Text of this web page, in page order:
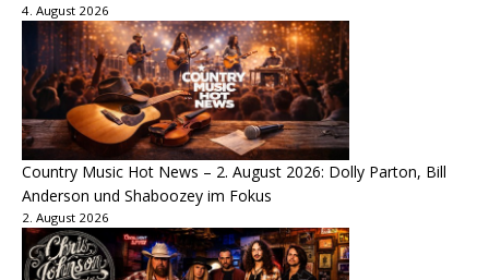
4. August 2026
Country Music Hot News – 2. August 2026: Dolly Parton, Bill
Anderson und Shaboozey im Fokus
2. August 2026